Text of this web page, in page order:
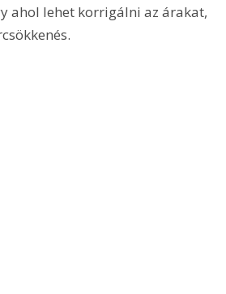
ahol lehet korrigálni az árakat,